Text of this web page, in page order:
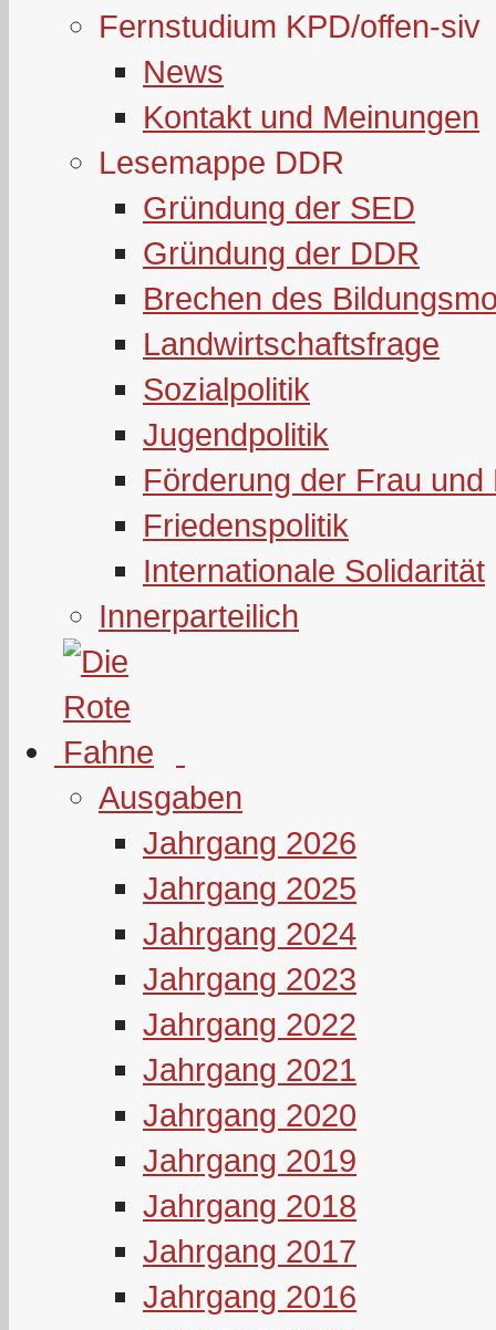
Fernstudium KPD/offen-siv
News
Kontakt und Meinungen
Lesemappe DDR
Gründung der SED
Gründung der DDR
Brechen des
Landwirtschaftsfrage
Sozialpolitik
Jugendpolitik
Förderung der Frau und
Friedenspolitik
Internationale Solidarität
Innerparteilich
Ausgaben
Jahrgang 2026
Jahrgang 2025
Jahrgang 2024
Jahrgang 2023
Jahrgang 2022
Jahrgang 2021
Jahrgang 2020
Jahrgang 2019
Jahrgang 2018
Jahrgang 2017
Jahrgang 2016